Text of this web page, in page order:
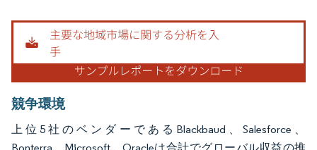
画像 © Mordor Intelligence。再利用にはCC BY 4.0の表示が必要です。
競争環境
上位5社のベンダーであるBlackbaud、Salesforce、